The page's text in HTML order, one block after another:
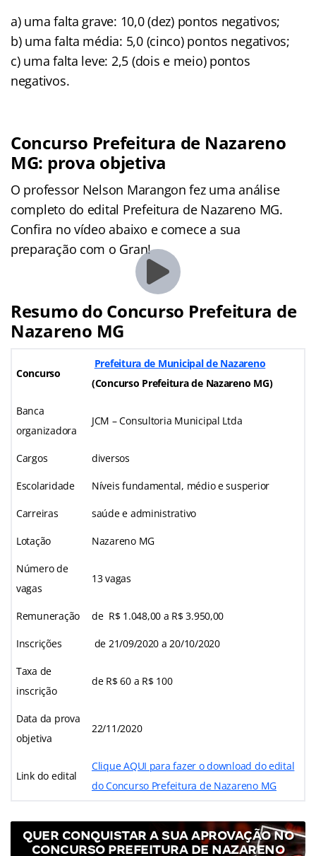
a) uma falta grave: 10,0 (dez) pontos negativos;
b) uma falta média: 5,0 (cinco) pontos negativos;
c) uma falta leve: 2,5 (dois e meio) pontos
negativos.
Concurso Prefeitura de Nazareno
MG: prova objetiva
O professor Nelson Marangon fez uma análise
completo do edital Prefeitura de Nazareno MG.
Confira no vídeo abaixo e comece a sua
preparação com o Gran!
Resumo do Concurso Prefeitura de
Nazareno MG
Concurso
Prefeitura de Municipal de Nazareno
(Concurso Prefeitura de Nazareno MG)
Banca
organizadora
JCM – Consultoria Municipal Ltda
Cargos diversos
Escolaridade Níveis fundamental, médio e susperior
Carreiras saúde e administrativo
Lotação Nazareno MG
Número de
vagas
13 vagas
Remuneração de R$ 1.048,00 a R$ 3.950,00
Inscrições de 21/09/2020 a 20/10/2020
Taxa de
inscrição
de R$ 60 a R$ 100
Data da prova
objetiva
22/11/2020
Link do edital
Clique AQUI para fazer o download do edital
do Concurso Prefeitura de Nazareno MG
QUER CONQUISTAR A SUA APROVAÇÃO NO
CONCURSO PREFEITURA DE NAZARENO